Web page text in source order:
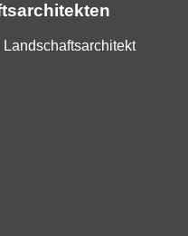
Landschaftsarchitekt